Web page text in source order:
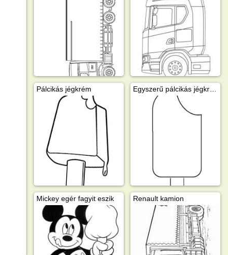
Pálcikás jégkrém Egyszerű pálcikás jégkrém
Mickey egér fagyit eszik Renault kamion